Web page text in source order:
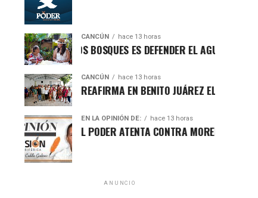
CANCÚN hace 13 horas
PROTEGER LOS BOSQUES ES DEFENDER EL AGUA Y EL
CANCÚN hace 13 horas
RAFA MARÍN REAFIRMA EN BENITO JUÁREZ EL LLAMADO A
EN LA OPINIÓN DE: hace 13 horas
LUCHA POR EL PODER ATENTA CONTRA MORENA EN Q.ROO
ANUNCIO